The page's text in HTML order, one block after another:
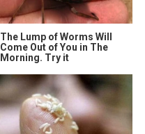
The Lump of Worms Will
Come Out of You in The
Morning. Try it